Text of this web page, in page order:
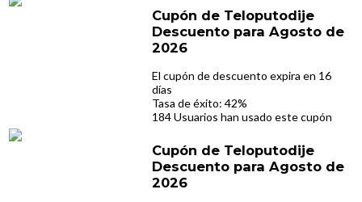
Cupón de Teloputodije
Descuento para Agosto de
2026
El cupón de descuento expira en 16
días
Tasa de éxito: 42%
184 Usuarios han usado este cupón
Cupón de Teloputodije
Descuento para Agosto de
2026